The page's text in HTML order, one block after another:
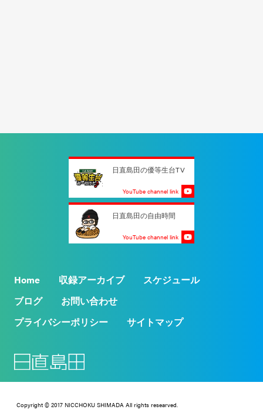
日直島田の優等生台TV
YouTube channel link
日直島田の自由時間
YouTube channel link
Home 収録アーカイブ
スケジュール
ブログ
お問い合わせ
プライバシーポリシー
サイトマップ
Copyright © 2017 NICCHOKU SHIMADA All rights researved.